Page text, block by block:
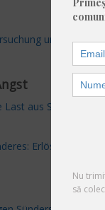
unserer
aus
Erlösung